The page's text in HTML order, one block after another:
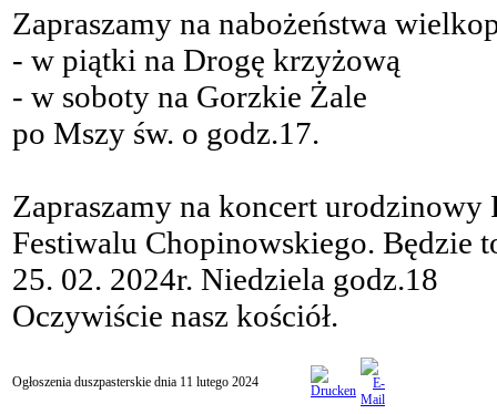
Zapraszamy na nabożeństwa
- w piątki na Drogę krzyżową
- w soboty na Gorzkie Żale
po Mszy św. o godz.17.
Zapraszamy na koncert
Festiwalu Chopinowskiego. Będzie
25. 02. 2024r. Niedziela godz.18
Oczywiście nasz kościół.
Ogłoszenia duszpasterskie dnia 11 lutego 2024